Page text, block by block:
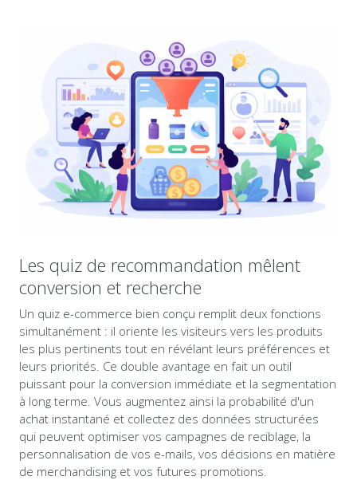
Les quiz de recommandation mêlent
conversion et recherche
Un quiz e-commerce bien conçu remplit deux fonctions
simultanément : il oriente les visiteurs vers les produits
les plus pertinents tout en révélant leurs préférences et
leurs priorités. Ce double avantage en fait un outil
puissant pour la conversion immédiate et la segmentation
à long terme. Vous augmentez ainsi la probabilité d'un
achat instantané et collectez des données structurées
qui peuvent optimiser vos campagnes de reciblage, la
personnalisation de vos e-mails, vos décisions en matière
de merchandising et vos futures promotions.